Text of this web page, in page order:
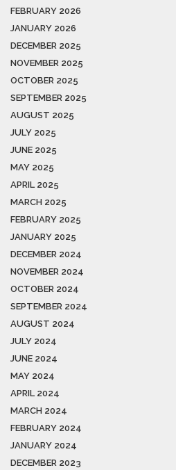
FEBRUARY 2026
JANUARY 2026
DECEMBER 2025
NOVEMBER 2025
OCTOBER 2025
SEPTEMBER 2025
AUGUST 2025
JULY 2025
JUNE 2025
MAY 2025
APRIL 2025
MARCH 2025
FEBRUARY 2025
JANUARY 2025
DECEMBER 2024
NOVEMBER 2024
OCTOBER 2024
SEPTEMBER 2024
AUGUST 2024
JULY 2024
JUNE 2024
MAY 2024
APRIL 2024
MARCH 2024
FEBRUARY 2024
JANUARY 2024
DECEMBER 2023